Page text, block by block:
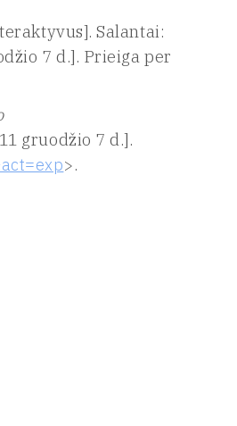
Salantai:
7 d.]. Prieiga per
gruodžio 7 d.].
>.